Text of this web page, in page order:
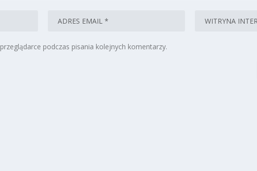
podczas pisania kolejnych komentarzy.